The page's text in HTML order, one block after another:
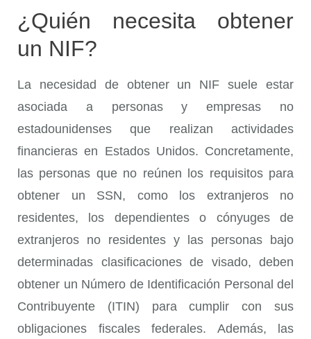
¿Quién necesita obtener
un NIF?
La necesidad de obtener un NIF suele estar
asociada a personas y empresas no
estadounidenses que realizan actividades
financieras en Estados Unidos. Concretamente,
las personas que no reúnen los requisitos para
obtener un SSN, como los extranjeros no
residentes, los dependientes o cónyuges de
extranjeros no residentes y las personas bajo
determinadas clasificaciones de visado, deben
obtener un Número de Identificación Personal del
Contribuyente (ITIN) para cumplir con sus
obligaciones fiscales federales. Además, las